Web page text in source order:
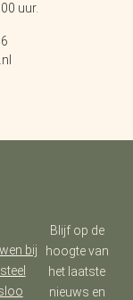
uur.
bij
Blijf op de
hoogte van
het laatste
nieuws en